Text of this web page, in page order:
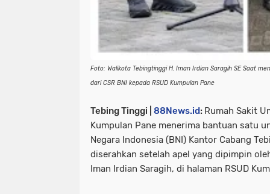
Foto: Walikota Tebingtinggi H. Iman Irdian Saragih SE Saat
dari CSR BNI kepada RSUD Kumpulan Pane
Tebing Tinggi | 88News.id: Rumah Sakit
Kumpulan Pane menerima bantuan satu
Negara Indonesia (BNI) Kantor Cabang
diserahkan setelah apel yang dipimpin
Iman Irdian Saragih, di halaman RSUD